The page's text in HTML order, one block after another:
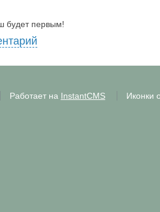
будет первым!
Работает на InstantCMS Иконки